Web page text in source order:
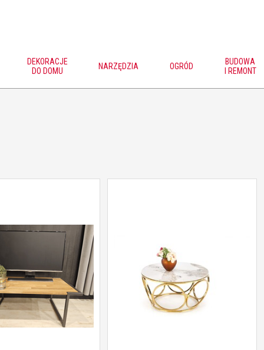
DEKORACJE
DO DOMU
NARZĘDZIA OGRÓD
BUDOWA
I REMONT